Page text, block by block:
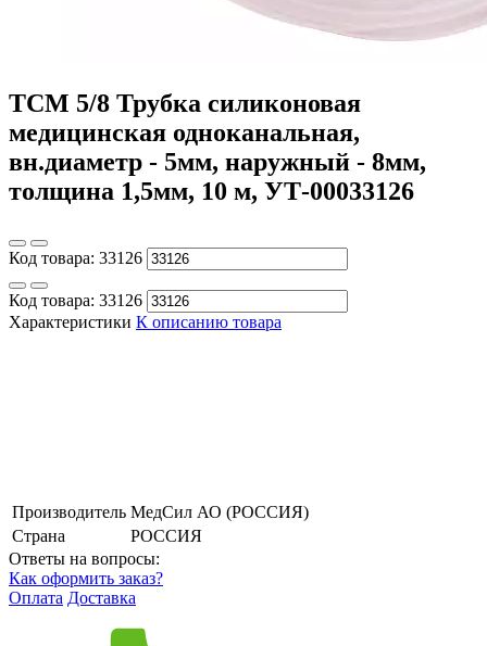
ТСМ 5/8 Трубка силиконовая
медицинская одноканальная,
вн.диаметр - 5мм, наружный - 8мм,
толщина 1,5мм, 10 м, УТ-00033126
Код товара: 33126
Код товара: 33126
Характеристики К описанию товара
Производитель МедСил АО (РОССИЯ)
Страна
РОССИЯ
Ответы на вопросы:
Как оформить заказ?
Оплата Доставка